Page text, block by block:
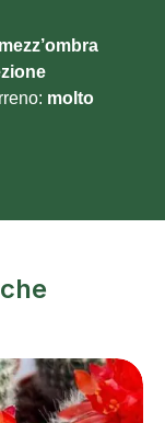
mezz’ombra
molto